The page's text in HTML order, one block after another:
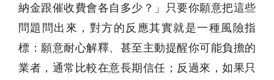
納金跟催收費會各自多少？」只要你願意把這些
問題問出來，對方的反應其實就是一種風險指
標：願意耐心解釋、甚至主動提醒你可能負擔的
業者，通常比較在意長期信任；反過來，如果只